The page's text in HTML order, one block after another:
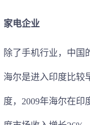
家电企业
除了手机行业，中国
海尔是进入印度比较
度，2009年海尔在印